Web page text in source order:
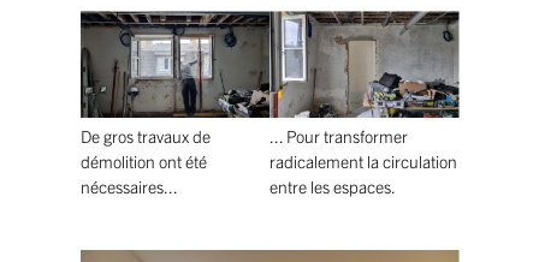
De gros travaux de
démolition ont été
nécessaires...
... Pour transformer
radicalement la circulation
entre les espaces.